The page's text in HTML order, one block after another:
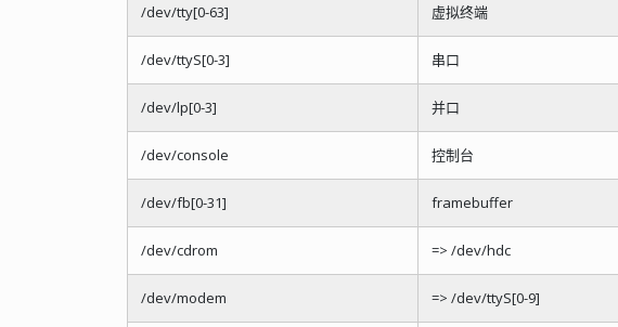
/dev/tty[0-63] 虚拟终端
/dev/ttyS[0-3] 串口
/dev/lp[0-3] 并口
/dev/console 控制台
/dev/fb[0-31] framebuffer
/dev/cdrom => /dev/hdc
/dev/modem => /dev/ttyS[0-9]